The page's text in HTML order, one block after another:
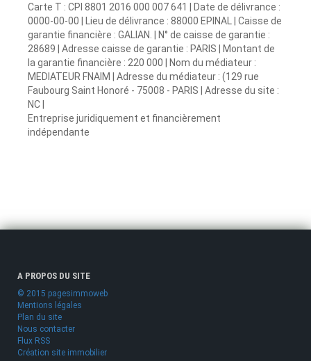
Carte T : CPI 8801 2016 000 007 641 | Date de délivrance :
0000-00-00 | Lieu de délivrance : 88000 EPINAL | Caisse de
garantie financière : GALIAN. | N° de caisse de garantie :
28689 | Adresse caisse de garantie : PARIS | Montant de
la garantie financière : 220 000 | Nom du médiateur :
MEDIATEUR FNAIM | Adresse du médiateur : (129 rue
Faubourg Saint Honoré - 75008 - PARIS | Adresse du site :
NC |
Entreprise juridiquement et financièrement
indépendante
A PROPOS DU SITE
© 2015 pagesimmoweb
Mentions légales
Plan du site
Nous contacter
Flux RSS
Création site immobilier